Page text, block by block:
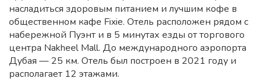
насладиться здоровым питанием и лучшим кофе в
общественном кафе Fixie. Отель расположен рядом с
набережной Пуэнт и в 5 минутах езды от торгового
центра Nakheel Mall. До международного аэропорта
Дубая — 25 км. Отель был построен в 2021 году и
располагает 12 этажами.